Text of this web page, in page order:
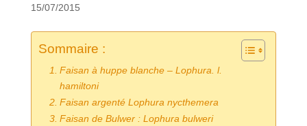
15/07/2015
Sommaire :
Faisan à huppe blanche – Lophura. l.
hamiltoni
Faisan argenté Lophura nycthemera
Faisan de Bulwer : Lophura bulweri